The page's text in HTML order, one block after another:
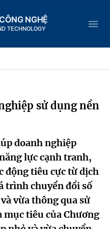
NGHỆ
TECHNOLOGY
sử dụng nền
doanh nghiệp
lực cạnh tranh,
động tiêu cực từ dịch
trình chuyển đổi số
vừa thông qua sử
mục tiêu của Chương